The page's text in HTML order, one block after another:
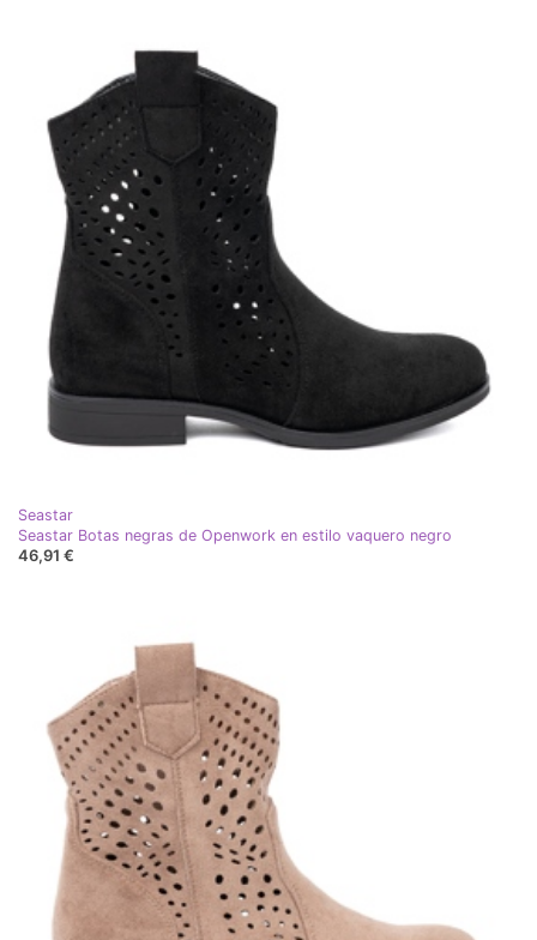
Seastar
Seastar Botas negras de Openwork en estilo vaquero negro
46,91 €